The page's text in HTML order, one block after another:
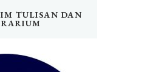
TULISAN DAN